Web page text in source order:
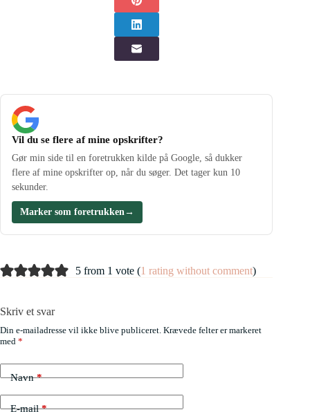
Vil du se flere af mine opskrifter?
Gør min side til en foretrukken kilde på Google, så dukker
flere af mine opskrifter op, når du søger. Det tager kun 10
sekunder.
Marker som foretrukken→
5 from 1 vote (1 rating without comment)
Skriv et svar
Din e-mailadresse vil ikke blive publiceret. Krævede felter er markeret
med *
Navn*
E-mail*